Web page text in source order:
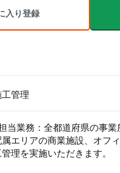
入り登録
管理
当業務：全都道府県の事業
属エリアの商業施設、オフ
管理を実施いただきます。